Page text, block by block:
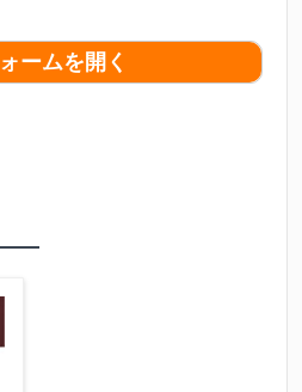
ームを開く
結構です。